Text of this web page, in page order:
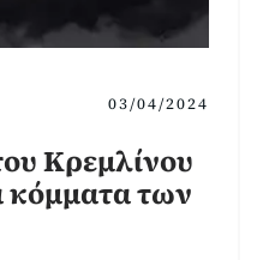
03/04/2024
Κρεμλίνου
κόμματα των